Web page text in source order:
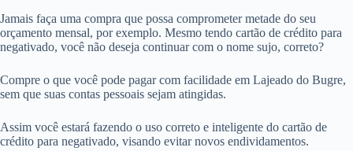
Jamais faça uma compra que possa comprometer metade do seu
orçamento mensal, por exemplo. Mesmo tendo cartão de crédito para
negativado, você não deseja continuar com o nome sujo, correto?
Compre o que você pode pagar com facilidade em Lajeado do Bugre,
sem que suas contas pessoais sejam atingidas.
Assim você estará fazendo o uso correto e inteligente do cartão de
crédito para negativado, visando evitar novos endividamentos.